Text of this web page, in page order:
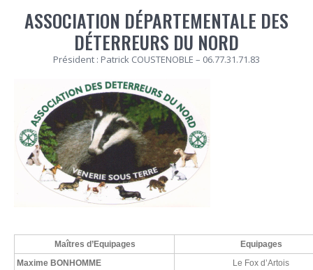
ASSOCIATION DÉPARTEMENTALE DES
DÉTERREURS DU NORD
Président : Patrick COUSTENOBLE – 06.77.31.71.83
Maîtres d’Equipages
Equipages
Maxime BONHOMME
Le Fox d’Artois